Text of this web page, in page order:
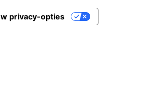
privacy-opties